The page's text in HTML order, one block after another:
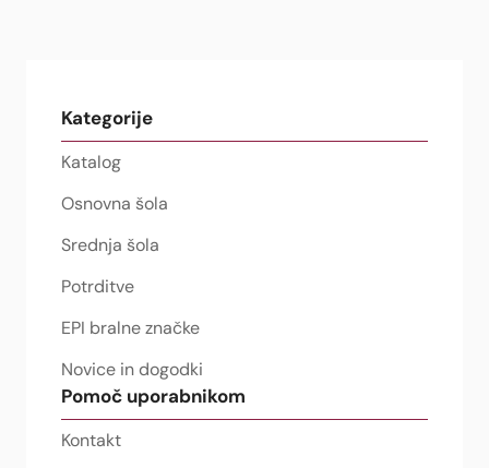
Kategorije
Katalog
Osnovna šola
Srednja šola
Potrditve
EPI bralne značke
Novice in dogodki
Pomoč uporabnikom
Kontakt